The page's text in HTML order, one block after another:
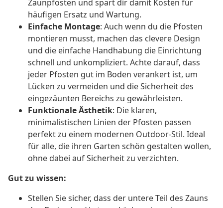
Zaunpfosten und spart dir damit Kosten für
häufigen Ersatz und Wartung.
Einfache Montage: Auch wenn du die Pfosten
montieren musst, machen das clevere Design
und die einfache Handhabung die Einrichtung
schnell und unkompliziert. Achte darauf, dass
jeder Pfosten gut im Boden verankert ist, um
Lücken zu vermeiden und die Sicherheit des
eingezäunten Bereichs zu gewährleisten.
Funktionale Ästhetik: Die klaren,
minimalistischen Linien der Pfosten passen
perfekt zu einem modernen Outdoor-Stil. Ideal
für alle, die ihren Garten schön gestalten wollen,
ohne dabei auf Sicherheit zu verzichten.
Gut zu wissen:
Stellen Sie sicher, dass der untere Teil des Zauns